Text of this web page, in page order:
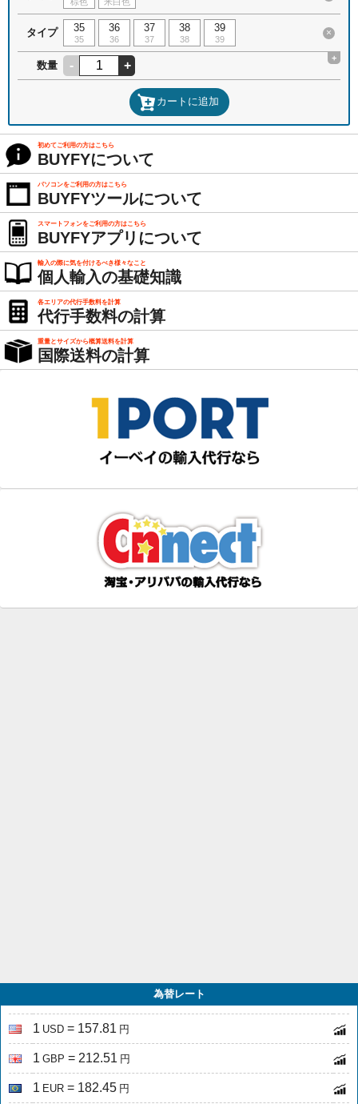
棕色 米白色
タイプ 35
35
36
36
37
37
38
38
39
39
×
数量 - +
+
カートに追加
初めてご利用の方はこちら
BUYFYについて
パソコンをご利用の方はこちら
BUYFYツールについて
スマートフォンをご利用の方はこちら
BUYFYアプリについて
輸入の際に気を付けるべき様々なこと
個人輸入の基礎知識
各エリアの代行手数料を計算
代行手数料の計算
重量とサイズから概算送料を計算
国際送料の計算
為替レート
1 USD = 157.81 円
1 GBP = 212.51 円
1 EUR = 182.45 円